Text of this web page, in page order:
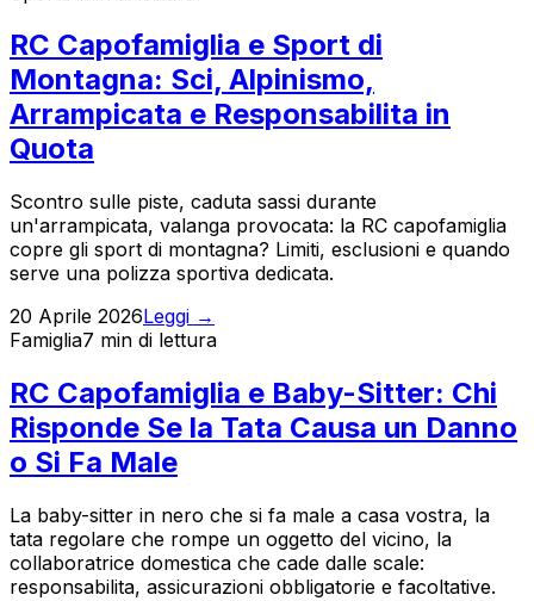
RC Capofamiglia e Sport di
Montagna: Sci, Alpinismo,
Arrampicata e Responsabilita in
Quota
Scontro sulle piste, caduta sassi durante
un'arrampicata, valanga provocata: la RC capofamiglia
copre gli sport di montagna? Limiti, esclusioni e quando
serve una polizza sportiva dedicata.
20 Aprile 2026Leggi →
Famiglia7 min di lettura
RC Capofamiglia e Baby-Sitter: Chi
Risponde Se la Tata Causa un Danno
o Si Fa Male
La baby-sitter in nero che si fa male a casa vostra, la
tata regolare che rompe un oggetto del vicino, la
collaboratrice domestica che cade dalle scale:
responsabilita, assicurazioni obbligatorie e facoltative.